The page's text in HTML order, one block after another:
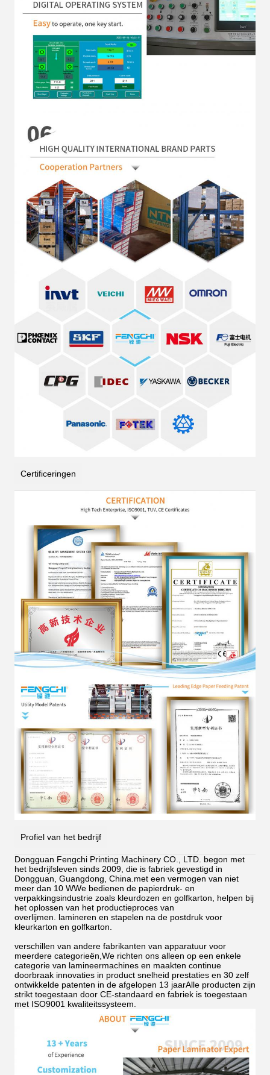
Certificeringen
Profiel van het bedrijf
Dongguan Fengchi Printing Machinery CO., LTD. begon met
het bedrijfsleven sinds 2009, die is fabriek gevestigd in
Dongguan, Guangdong, China.met een vermogen van niet
meer dan 10 WWe bedienen de papierdruk- en
verpakkingsindustrie zoals kleurdozen en golfkarton, helpen bij
het oplossen van het productieproces van
overlijmen.
lamineren en stapelen na de postdruk voor
kleurkarton en golfkarton.
verschillen van andere fabrikanten van apparatuur voor
meerdere categorieën,We richten ons alleen op een enkele
categorie van lamineermachines en maakten continue
doorbraak innovaties in product snelheid prestaties en 30 zelf
ontwikkelde patenten in de afgelopen 13 jaarAlle producten zijn
strikt toegestaan door CE-standaard en fabriek is toegestaan
met ISO9001 kwaliteitssysteem.